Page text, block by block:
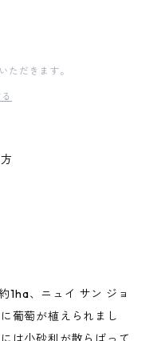
ただきます。
1ha、ニュイ サン ジョ
葡萄が植えられまし